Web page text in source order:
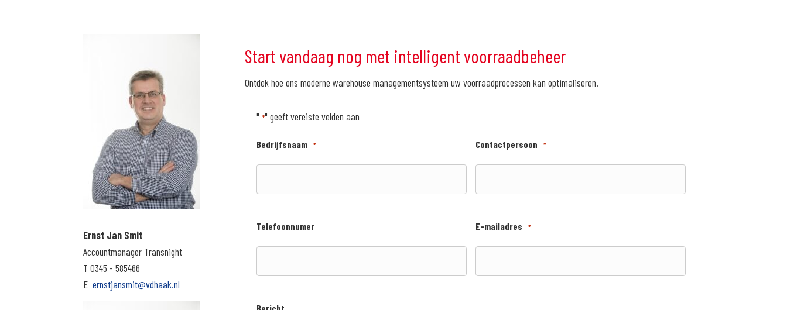
Ernst Jan Smit
Accountmanager Transnight
T 0345 - 585466
E ernstjansmit@vdhaak.nl
Start vandaag nog met intelligent voorraadbeheer
Ontdek hoe ons moderne warehouse managementsysteem uw voorraadprocessen kan optimaliseren.
" *" geeft vereiste velden aan
Bedrijfsnaam * Contactpersoon *
Telefoonnumer E-mailadres *